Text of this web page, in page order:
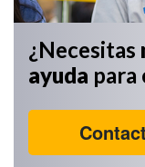
¿Necesitas
ayuda para